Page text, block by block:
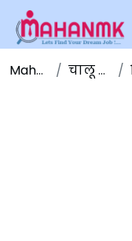
Maha NMK चालू घडामोडी